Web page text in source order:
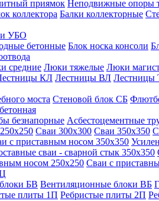
приямок Неподвижные опоры
коллектора Балки коллекторные
УБО
бетонные Блок носка консоли
средние Люки тяжелые Люки
КЛ Лестницы ВЛ Лестницы
моста Стеновой блок СБ
безнапорные Асбестоцементные
Сваи 300х300 Сваи 350х350
с приставным носом 350х350
сваи - сварной стык 350х350
носом 250х250 Сваи с
БВ Вентиляционные блоки ВБ
плиты 1П Ребристые плиты 2П